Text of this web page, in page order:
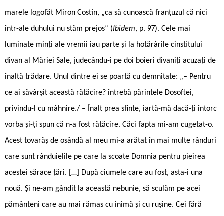
marele logofăt Miron Costin, „ca să cunoască franțuzul că nici
într-ale duhului nu stăm prejos“ (Ibidem, p. 97). Cele mai
luminate minți ale vremii iau parte și la hotărârile cinstitului
divan al Măriei Sale, judecându-i pe doi boieri divaniți acuzați de
înaltă trădare. Unul dintre ei se poartă cu demnitate: „– Pentru
ce ai săvârșit această rătăcire? întrebă părintele Dosoftei,
privindu-l cu mâhnire./ – Înalt prea sfinte, iartă-mă dacă-ți întorc
vorba și-ți spun că n-a fost rătăcire. Căci fapta mi-am cugetat-o.
Acest tovarăș de osândă al meu mi-a arătat în mai multe rânduri
care sunt rânduielile pe care la scoate Domnia pentru pieirea
acestei sărace țări. […] După ciumele care au fost, asta-i una
nouă. Și ne-am gândit la această nebunie, să sculăm pe acei
pământeni care au mai rămas cu inimă și cu rușine. Cei fără